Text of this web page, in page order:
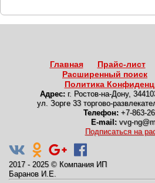
Главная Прайс-лист
Расширенный поиск
Политика
Адрес: г. Ростов-на-Дону,
ул. Зорге 33 торгово-
Телефон: +7-863-
E-mail: vvg-
Подписаться на
2017 - 2025 © Компания ИП
Баранов И.Е.